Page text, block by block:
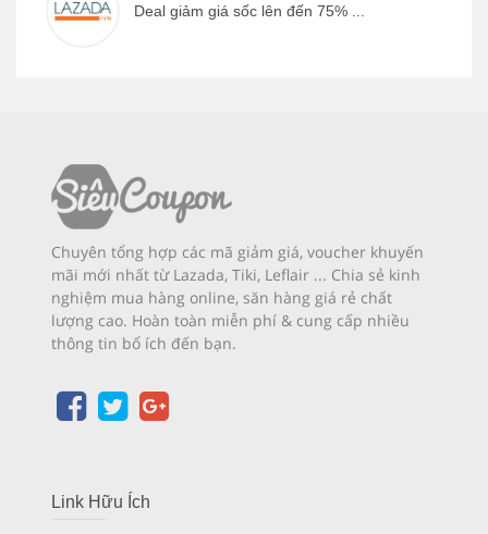
Deal giảm giá sốc lên đến 75% ...
Chuyên tổng hợp các mã giảm giá, voucher khuyến
mãi mới nhất từ Lazada, Tiki, Leflair ... Chia sẻ kinh
nghiệm mua hàng online, săn hàng giá rẻ chất
lượng cao. Hoàn toàn miễn phí & cung cấp nhiều
thông tin bổ ích đến bạn.
Link Hữu Ích